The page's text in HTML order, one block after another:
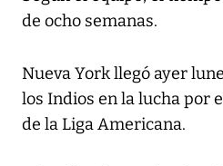
de ocho semanas.
Nueva York llegó ayer
los Indios en la lucha por
de la Liga Americana.